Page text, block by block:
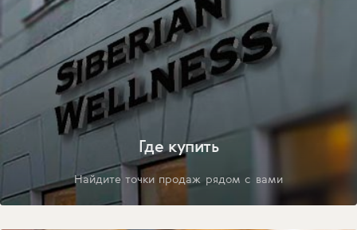
Где купить
Найдите точки продаж рядом с вами